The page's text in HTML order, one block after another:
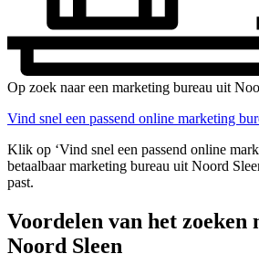
Op zoek naar een marketing bureau uit
Vind snel een passend online marketing
Klik op ‘Vind snel een passend online
betaalbaar marketing bureau uit Noord
past.
Voordelen van het zoeken
Noord Sleen